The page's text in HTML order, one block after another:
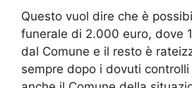
Questo vuol dire che è
funerale di 2.000 euro, dove
dal Comune e il resto è
sempre dopo i dovuti